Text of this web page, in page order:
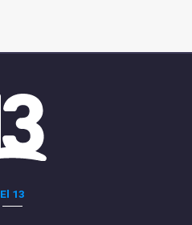
El 13